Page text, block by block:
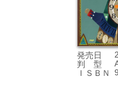
発売日
判 型
ＩＳＢＮ